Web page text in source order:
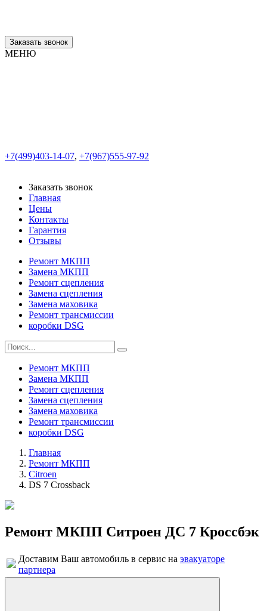
Заказать звонок
МЕНЮ
+7(499)403-14-07, +7(967)555-97-92
Заказать звонок
Главная
Цены
Контакты
Гарантия
Отзывы
Ремонт МКПП
Замена МКПП
Ремонт сцепления
Замена сцепления
Замена маховика
Ремонт трансмиссии
коробки DSG
Ремонт МКПП
Замена МКПП
Ремонт сцепления
Замена сцепления
Замена маховика
Ремонт трансмиссии
коробки DSG
Главная
Ремонт МКПП
Citroen
DS 7 Crossback
Ремонт МКПП Ситроен ДС 7 Кроссбэк
Доставим Ваш автомобиль в сервис на эвакуаторе
партнера